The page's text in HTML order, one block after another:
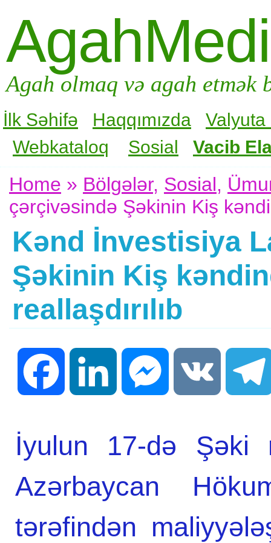
Agah olmaq və agah
İlk Səhifə Haqqımızda
Valyuta
Webkataloq
Sosial Vacib
Home » Bölgələr, Sosial,
çərçivəsində Şəkinin Kiş
Kənd İnvestisiya
Şəkinin Kiş
reallaşdırılıb
Facebook LinkedIn Messenger VK
İyulun 17-də Şəki
Azərbaycan
tərəfindən